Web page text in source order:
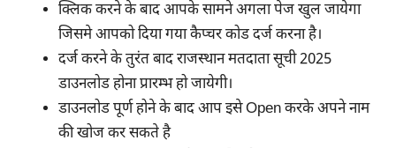
क्लिक करने के बाद आपके सामने अगला पेज खुल जायेगा
जिसमे आपको दिया गया कैप्चर कोड दर्ज करना है।
दर्ज करने के तुरंत बाद राजस्थान मतदाता सूची 2025
डाउनलोड होना प्रारम्भ हो जायेगी।
डाउनलोड पूर्ण होने के बाद आप इसे Open करके अपने नाम
की खोज कर सकते है